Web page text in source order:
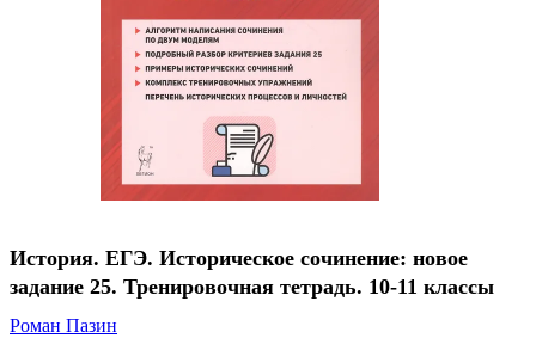
История. ЕГЭ. Историческое сочинение: новое
задание 25. Тренировочная тетрадь. 10-11 классы
Роман Пазин